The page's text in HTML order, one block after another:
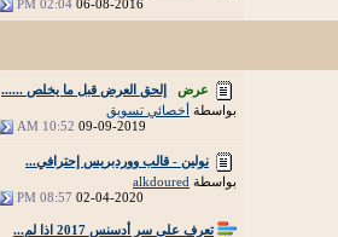
06-08-2016
02:04 PM
عرض
إلحق العرض قبل ما يخلص ......
بواسطة أخصائي تسويق
09-09-2019
10:52 AM
نولين - قالب ووردبريس إحترافي...
بواسطة alkdoured
02-04-2020
08:57 PM
تعرف على سر أدسنس 2017 اذا لم...